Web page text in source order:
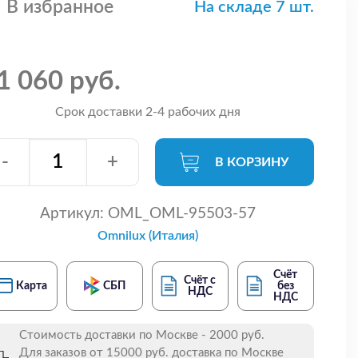
В избранное На складе 7 шт.
060 руб.
Срок доставки 2-4 рабочих дня
- + В КОРЗИНУ
Артикул: OML_OML-95503-57
Omnilux (Италия)
Карта СБП
Счёт с
НДС
Счёт
без
НДС
Стоимость доставки по Москве - 2000 руб.
Для заказов от 15000 руб. доставка по Москве